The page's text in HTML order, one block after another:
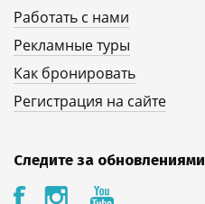
Работать с нами
Рекламные туры
Как бронировать
Регистрация на сайте
Следите за обновлениями